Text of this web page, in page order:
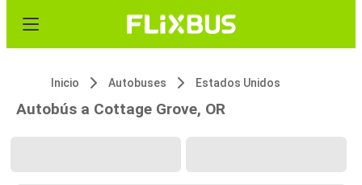
Inicio Autobuses Estados Unidos
Autobús a Cottage Grove, OR